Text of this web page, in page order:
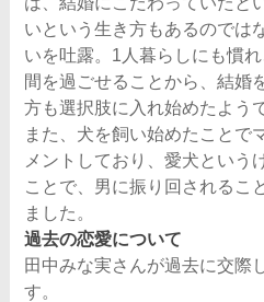
いという生き方もあるのでは
いを吐露。1人暮らしにも慣
間を過ごせることから、結婚
方も選択肢に入れ始めたよう
また、犬を飼い始めたことで
メントしており、愛犬という
ことで、男に振り回されるこ
ました。
過去の恋愛について
田中みな実さんが過去に交際
す。